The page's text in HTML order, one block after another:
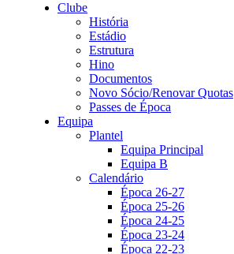
Clube
História
Estádio
Estrutura
Hino
Documentos
Novo Sócio/Renovar Quotas
Passes de Época
Equipa
Plantel
Equipa Principal
Equipa B
Calendário
Época 26-27
Época 25-26
Época 24-25
Época 23-24
Época 22-23